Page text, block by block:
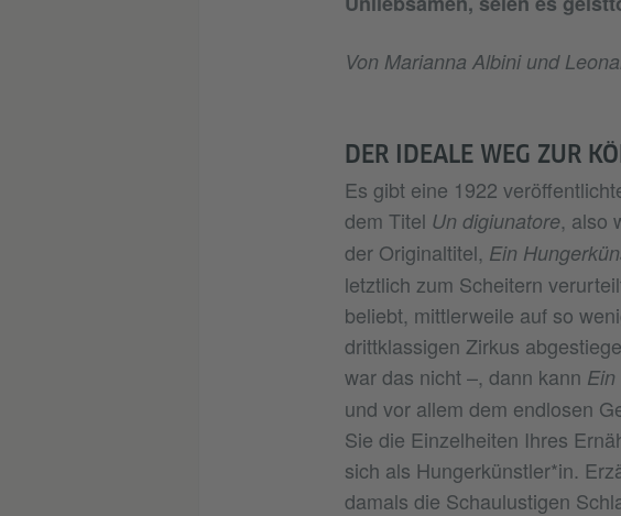
Von Marianna Albini und
DER IDEALE WEG ZUR
Es gibt eine 1922
dem Titel Un digiunatore, also
der Originaltitel, Ein
letztlich zum Scheitern
beliebt, mittlerweile auf so
drittklassigen Zirkus
war das nicht –, dann kann
und vor allem dem endlosen
Sie die Einzelheiten Ihres
sich als Hungerkünstler*in.
damals die Schaulustigen